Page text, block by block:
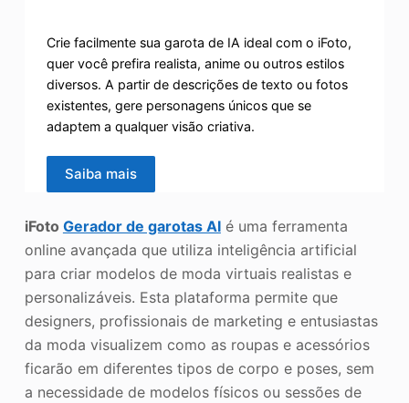
Crie facilmente sua garota de IA ideal com o iFoto,
quer você prefira realista, anime ou outros estilos
diversos. A partir de descrições de texto ou fotos
existentes, gere personagens únicos que se
adaptem a qualquer visão criativa.
Saiba mais
iFoto Gerador de garotas AIé uma ferramenta
online avançada que utiliza inteligência artificial
para criar modelos de moda virtuais realistas e
personalizáveis. Esta plataforma permite que
designers, profissionais de marketing e entusiastas
da moda visualizem como as roupas e acessórios
ficarão em diferentes tipos de corpo e poses, sem
a necessidade de modelos físicos ou sessões de